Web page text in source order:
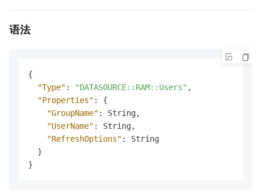
语法
{
"Type" : "DATASOURCE::RAM::Users" ,
"Properties" :
{
"GroupName" : String,
"UserName" : String,
"RefreshOptions" :
String
}
}